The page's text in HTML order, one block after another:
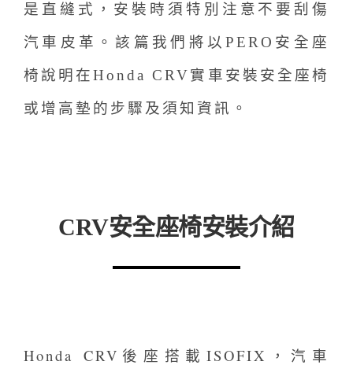
是直縫式，安裝時須特別注意不要刮傷
汽車皮革。該篇我們將以PERO安全座
椅說明在Honda CRV實車安裝安全座椅
或增高墊的步驟及須知資訊。
CRV安全座椅安裝介紹
Honda CRV後座搭載ISOFIX，汽車